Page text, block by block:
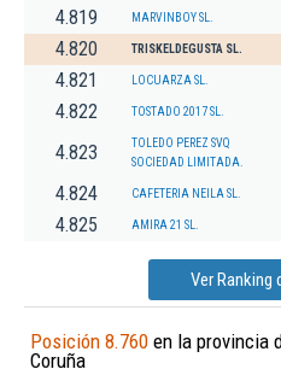
4.819 MARVINBOY SL.
4.820 TRISKELDEGUSTA SL.
4.821 LOCUARZA SL.
4.822 TOSTADO 2017 SL.
4.823
TOLEDO PEREZ SVQ
SOCIEDAD LIMITADA.
4.824 CAFETERIA NEILA SL.
4.825 AMIRA 21 SL.
Ver Ranking
Posición 8.760 en la provincia
Coruña